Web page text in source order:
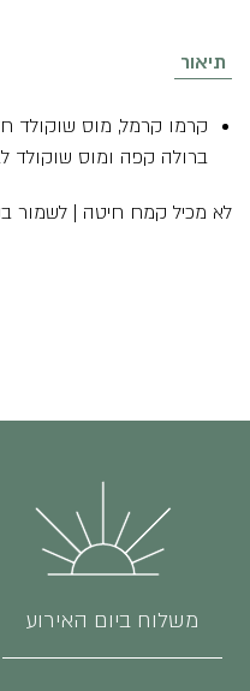
תיאור
קרמו קרמל, מוס שוקולד
ברולה קפה ומוס שוקולד
לא מכיל קמח חיטה | לשמור
משלוח ביום האירוע